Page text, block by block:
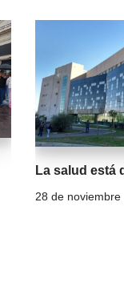
La salud está
28 de noviembre